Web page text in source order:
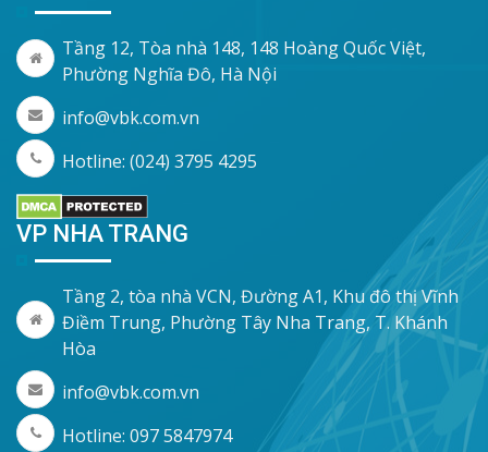
Tầng 12, Tòa nhà 148, 148 Hoàng Quốc Việt,
Phường Nghĩa Đô, Hà Nội
info@vbk.com.vn
Hotline: (024) 3795 4295
VP NHA TRANG
Tầng 2, tòa nhà VCN, Đường A1, Khu đô thị Vĩnh
Điềm Trung, Phường Tây Nha Trang, T. Khánh
Hòa
info@vbk.com.vn
Hotline: 097 5847974